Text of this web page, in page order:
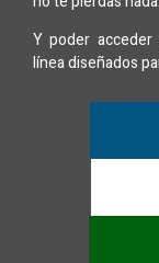
Y poder acceder
línea diseñados